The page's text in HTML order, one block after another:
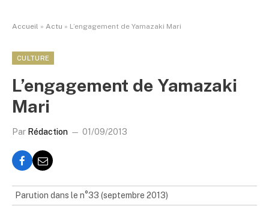
Accueil » Actu » L’engagement de Yamazaki Mari
CULTURE
L’engagement de Yamazaki
Mari
Par Rédaction 01/09/2013
Parution dans le n°33 (septembre 2013)